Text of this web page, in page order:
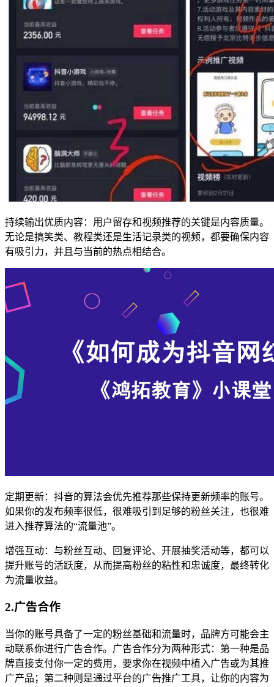
持续输出优质内容：用户留存和视频推荐的关键是内容质量。
无论是搞笑类、教程类还是生活记录类的视频，都要确保内容
有吸引力，并且与当前的热点相结合。
定期更新：抖音的算法会优先推荐那些保持更新频率的账号。
如果你的发布频率很低，很难吸引到足够的粉丝关注，也很难
进入推荐算法的“流量池”。
增强互动：与粉丝互动、回复评论、开展抽奖活动等，都可以
提升账号的活跃度，从而提高粉丝的粘性和忠诚度，最终转化
为流量收益。
2.广告合作
当你的账号具备了一定的粉丝基础和流量时，品牌方可能会主
动联系你进行广告合作。广告合作分为两种形式：第一种是品
牌直接支付你一定的费用，要求你在视频中植入广告或为其推
广产品；第二种则是通过平台的广告推广工具，让你的内容为